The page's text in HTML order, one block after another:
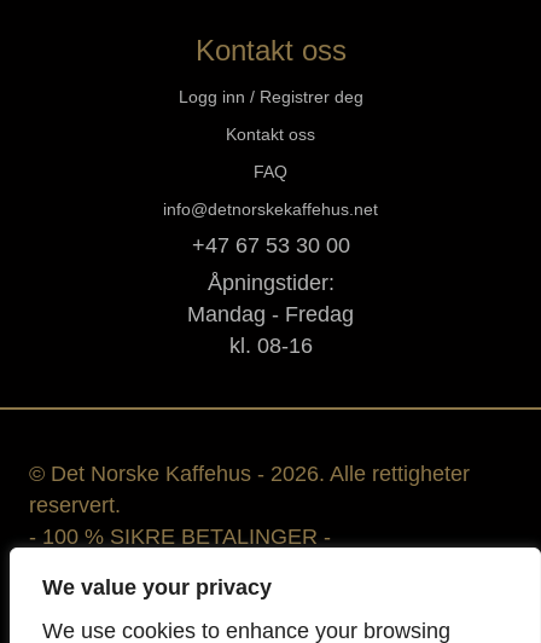
We value your privacy
We use cookies to enhance your browsing
Kontakt oss
Logg inn / Registrer deg
Kontakt oss
FAQ
info@detnorskekaffehus.net
+47 67 53 30 00
Åpningstider:
Mandag - Fredag
kl. 08-16
© Det Norske Kaffehus - 2026. Alle rettigheter
reservert.
- 100 % SIKRE BETALINGER -